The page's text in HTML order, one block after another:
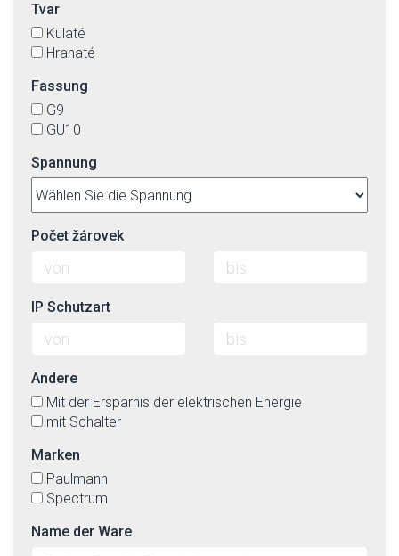
Tvar
Kulaté
Hranaté
Fassung
G9
GU10
Spannung
Počet žárovek
IP Schutzart
Andere
Mit der Ersparnis der elektrischen Energie
mit Schalter
Marken
Paulmann
Spectrum
Name der Ware